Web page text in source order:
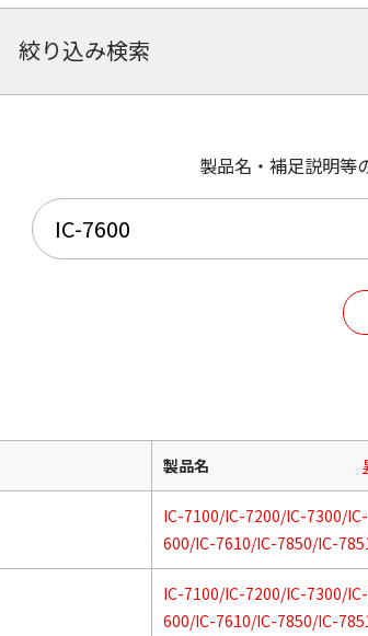
絞り込み検索
製品名・補足説明等
製品名
IC-7100/IC-7200/IC-7300/
600/IC-7610/IC-7850/IC-
IC-7100/IC-7200/IC-7300/
600/IC-7610/IC-7850/IC-